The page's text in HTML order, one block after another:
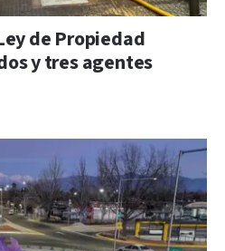
de Propiedad
y tres agentes